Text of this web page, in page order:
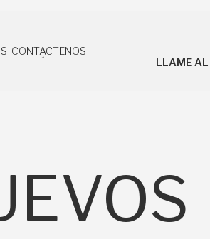
CONTÁCTENOS
LLAME